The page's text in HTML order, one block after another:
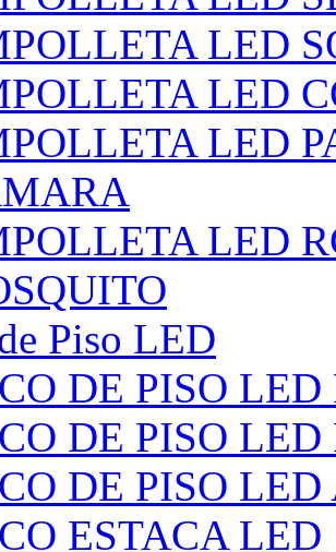
LED
LED
LED
LED
Piso LED
DE PISO
DE PISO
DE PISO
ESTACA LED